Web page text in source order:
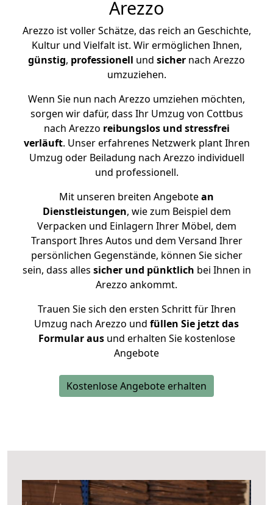
Arezzo
Arezzo ist voller Schätze, das reich an Geschichte,
Kultur und Vielfalt ist. Wir ermöglichen Ihnen,
günstig, professionell und sicher nach Arezzo
umzuziehen.
Wenn Sie nun nach Arezzo umziehen möchten,
sorgen wir dafür, dass Ihr Umzug von Cottbus
nach Arezzo reibungslos und stressfrei
verläuft. Unser erfahrenes Netzwerk plant Ihren
Umzug oder Beiladung nach Arezzo individuell
und professionell.
Mit unseren breiten Angebotean
Dienstleistungen, wie zum Beispiel dem
Verpacken und Einlagern Ihrer Möbel, dem
Transport Ihres Autos und dem Versand Ihrer
persönlichen Gegenstände, können Sie sicher
sein, dass alles sicher und pünktlich bei Ihnen in
Arezzo ankommt.
Trauen Sie sich den ersten Schritt für Ihren
Umzug nach Arezzo und füllen Sie jetzt das
Formular ausund erhalten Sie kostenlose
Angebote
Kostenlose Angebote erhalten